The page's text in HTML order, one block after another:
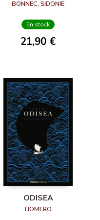
BONNEC, SIDONIE
En stock
21,90 €
ODISEA
HOMERO